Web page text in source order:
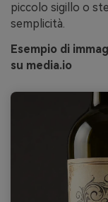
piccolo sigillo o
semplicità.
Esempio di
su media.io